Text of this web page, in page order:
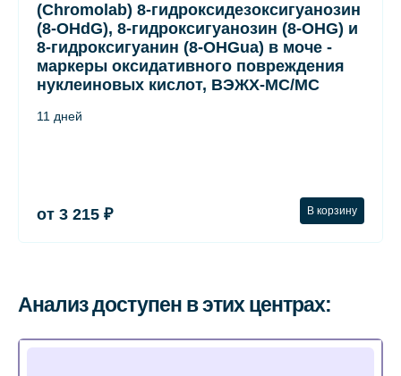
(Chromolab) 8-гидроксидезоксигуанозин
(8-OHdG), 8-гидроксигуанозин (8-OHG) и
8-гидроксигуанин (8-OHGua) в моче -
маркеры оксидативного повреждения
нуклеиновых кислот, ВЭЖХ-МС/МС
11 дней
от 3 215 ₽ В корзину
Анализ доступен в этих центрах: